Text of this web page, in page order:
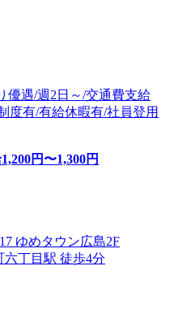
優遇/週2日～/交通費支給
度有/有給休暇有/社員登用
1,200円〜1,300円
ゆめタウン広島2F
丁目駅 徒歩4分